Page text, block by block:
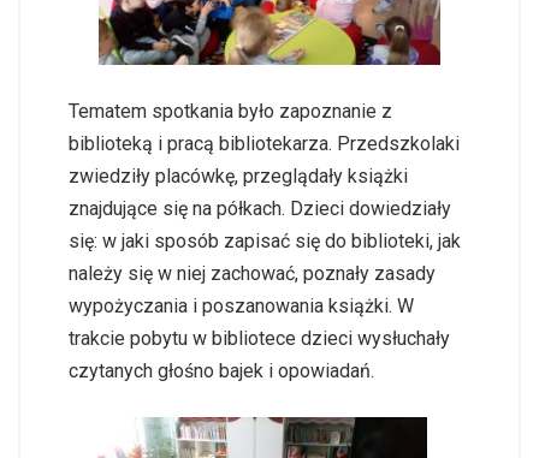
Tematem spotkania było zapoznanie z
biblioteką i pracą bibliotekarza. Przedszkolaki
zwiedziły placówkę, przeglądały książki
znajdujące się na półkach. Dzieci dowiedziały
się: w jaki sposób zapisać się do biblioteki, jak
należy się w niej zachować, poznały zasady
wypożyczania i poszanowania książki. W
trakcie pobytu w bibliotece dzieci wysłuchały
czytanych głośno bajek i opowiadań.